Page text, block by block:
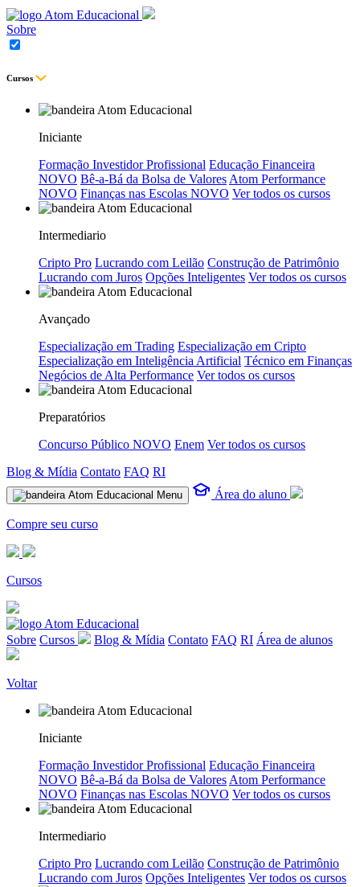
Sobre
Cursos
Iniciante
Formação Investidor Profissional Educação Financeira
NOVO Bê-a-Bá da Bolsa de Valores Atom Performance
NOVO Finanças nas Escolas NOVO Ver todos os cursos
Intermediario
Cripto Pro Lucrando com Leilão Construção de Patrimônio
Lucrando com Juros Opções Inteligentes Ver todos os cursos
Avançado
Especialização em Trading Especialização em Cripto
Especialização em Inteligência Artificial Técnico em Finanças
Negócios de Alta Performance Ver todos os cursos
Preparatórios
Concurso Público NOVO Enem Ver todos os cursos
Blog & Mídia Contato FAQ RI
Menu Área do aluno
Compre seu curso
Cursos
Sobre Cursos Blog & Mídia Contato FAQ RI Área de alunos
Voltar
Iniciante
Formação Investidor Profissional Educação Financeira
NOVO Bê-a-Bá da Bolsa de Valores Atom Performance
NOVO Finanças nas Escolas NOVO Ver todos os cursos
Intermediario
Cripto Pro Lucrando com Leilão Construção de Patrimônio
Lucrando com Juros Opções Inteligentes Ver todos os cursos